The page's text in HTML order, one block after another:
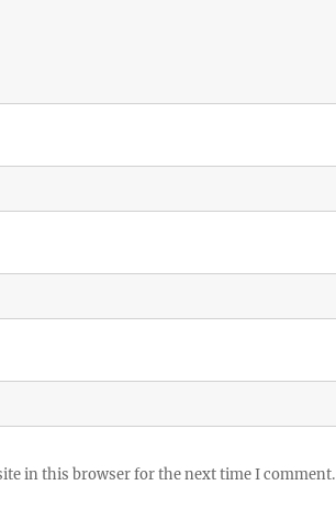
in this browser for the next time I comment.